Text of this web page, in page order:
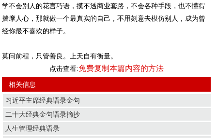
学不会别人的花言巧语，摸不透商业套路，不会各种手段，也不懂得
揣摩人心，那就做一个最真实的自己，不用刻意去模仿别人，成为曾
经你最不喜欢的样子。
莫问前程，只管善良。上天自有衡量。
点击查看:免费复制本篇内容的方法
相关信息
习近平主席经典语录金句
二十大经典金句语录摘抄
人生管理经典语录